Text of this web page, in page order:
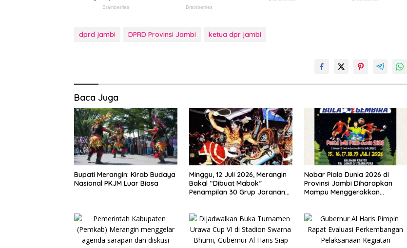
dprd jambi DPRD Provinsi Jambi ketua dpr jambi
Baca Juga
Bupati Merangin: Kirab Budaya
Nasional PKJM Luar Biasa
Minggu, 12 Juli 2026, Merangin
Bakal “Dibuat Mabok”
Penampilan 30 Grup Jaranan
Nobar Piala Dunia 2026 di
Provinsi Jambi Diharapkan
Mampu Menggerakkan